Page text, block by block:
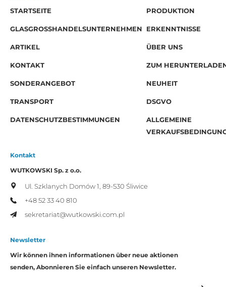
STARTSEITE
PRODUKTION
GLASGROSSHANDELSUNTERNEHMEN ERKENNTNISSE
ARTIKEL ÜBER UNS
KONTAKT ZUM
SONDERANGEBOT NEUHEIT
TRANSPORT DSGVO
DATENSCHUTZBESTIMMUNGEN
ALLGEMEINE
Kontakt
WUTKOWSKI Sp. z o.o.
Ul. Szklanych Domów 1, 89-530 Śliwice
+48 52 33 40 810
sekretariat@wutkowski.com.pl
Newsletter
Wir können ihnen informationen über neue aktionen
senden, Abonnieren Sie einfach unseren Newsletter.